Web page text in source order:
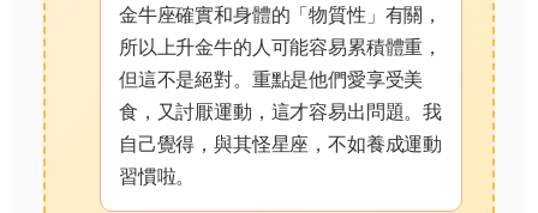
金牛座確實和身體的「物質性」有關，
所以上升金牛的人可能容易累積體重，
但這不是絕對。重點是他們愛享受美
食，又討厭運動，這才容易出問題。我
自己覺得，與其怪星座，不如養成運動
習慣啦。